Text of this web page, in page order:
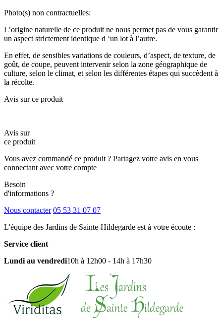
Photo(s) non contractuelles:
L’origine naturelle de ce produit ne nous permet pas de vous garantir
un aspect strictement identique d ‘un lot à l’autre.
En effet, de sensibles variations de couleurs, d’aspect, de texture, de
goût, de coupe, peuvent intervenir selon la zone géographique de
culture, selon le climat, et selon les différentes étapes qui succèdent à
la récolte.
Avis sur ce produit
Avis sur
ce produit
Vous avez commandé ce produit ? Partagez votre avis en vous
connectant avec votre compte
Besoin
d'informations ?
Nous contacter 05 53 31 07 07
L'équipe des Jardins de Sainte-Hildegarde est à votre écoute :
Service client
Lundi au vendredi10h à 12h00 - 14h à 17h30